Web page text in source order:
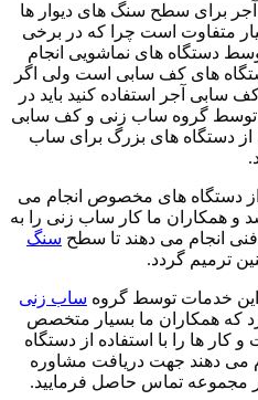
برای سطح سنگ های دیوار ها
متفاوت است چرا که در برخی
دستگاه های نماشویی انجام
های کف سابی است ولی اگر
سابی آجر استفاده کنید باید در
توسط گروه ساب زنی و کف سابی
از دستگاه های بزرگ برای ساب
دستگاه های مخصوص انجام می
همکاران ما کار ساب زنی را به
انجام می دهند تا سطح سنگ
ترمیم گردد.
این خدمات توسط گروه ساب زنی
که همکاران ما بسیار متخصص
ها را با استفاده از دستگاه
دهند جهت دریافت مشاوره
مجموعه تماس حاصل فرمایید.